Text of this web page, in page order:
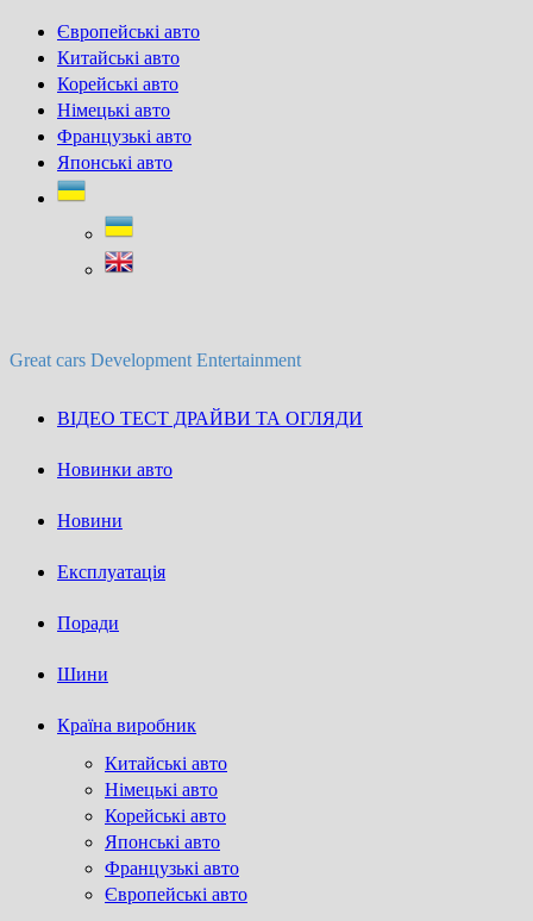
Skip
content
Європейські авто
Китайські авто
Корейські авто
Німецькі авто
Французькі авто
Японські авто
Great cars Development Entertainment
ВІДЕО ТЕСТ ДРАЙВИ ТА ОГЛЯДИ
Новинки авто
Новини
Експлуатація
Поради
Шини
Країна виробник
Китайські авто
Німецькі авто
Корейські авто
Японські авто
Французькі авто
Європейські авто